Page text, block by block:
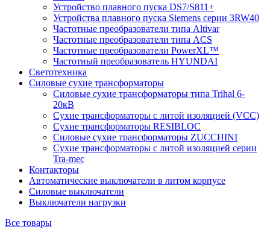
Устройство плавного пуска DS7/S811+
Устройства плавного пуска Siemens серии 3RW40
Частотные преобразователи типа Altivar
Частотные преобразователи типа ACS
Частотные преобразователи PowerXL™
Частотный преобразователь HYUNDAI
Светотехника
Силовые сухие трансформаторы
Силовые сухие трансформаторы типа Trihal 6-
20кВ
Сухие трансформаторы с литой изоляцией (VCC)
Сухие трансформаторы RESIBLOC
Силовые сухие трансформаторы ZUCCHINI
Сухие трансформаторы с литой изоляцией серии
Tra-mec
Контакторы
Автоматические выключатели в литом корпусе
Силовые выключатели
Выключатели нагрузки
Все товары